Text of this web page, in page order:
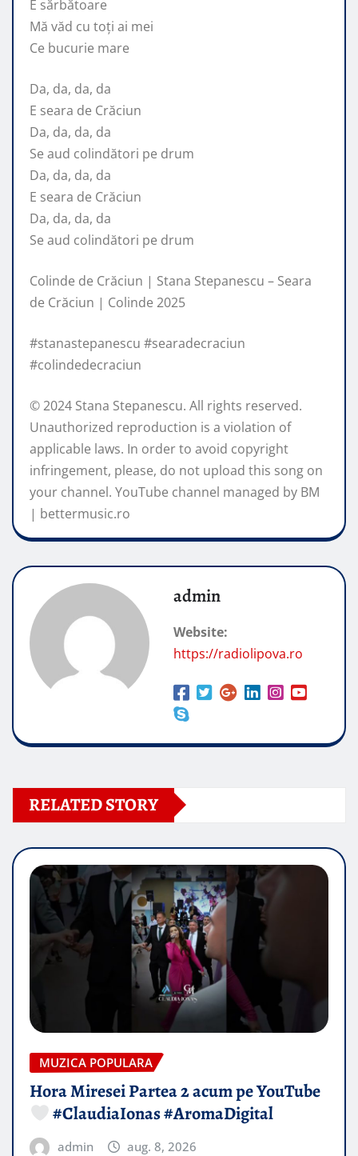
E sărbătoare
Mă văd cu toți ai mei
Ce bucurie mare
Da, da, da, da
E seara de Crăciun
Da, da, da, da
Se aud colindători pe drum
Da, da, da, da
E seara de Crăciun
Da, da, da, da
Se aud colindători pe drum
Colinde de Crăciun | Stana Stepanescu – Seara
de Crăciun | Colinde 2025
#stanastepanescu #searadecraciun
#colindedecraciun
© 2024 Stana Stepanescu. All rights reserved.
Unauthorized reproduction is a violation of
applicable laws. In order to avoid copyright
infringement, please, do not upload this song on
your channel. YouTube channel managed by BM
| bettermusic.ro
admin
Website:
https://radiolipova.ro
RELATED STORY
MUZICA POPULARA
Hora Miresei Partea 2 acum pe YouTube
#ClaudiaIonas #AromaDigital
admin aug. 8, 2026